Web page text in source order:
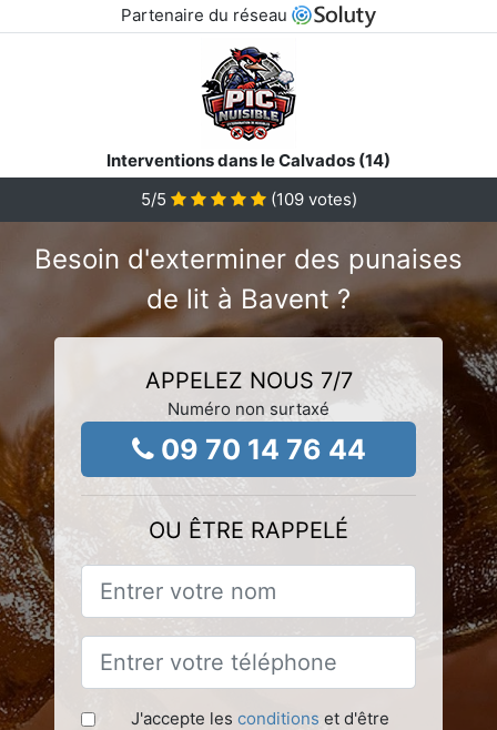
Partenaire du réseau
Interventions dans le Calvados (14)
5/5 (109votes)
Besoin d'exterminer des punaises
de lit à Bavent ?
APPELEZ NOUS 7/7
Numéro non surtaxé
09 70 14 76 44
OU ÊTRE RAPPELÉ
J'accepte les conditions et d'être